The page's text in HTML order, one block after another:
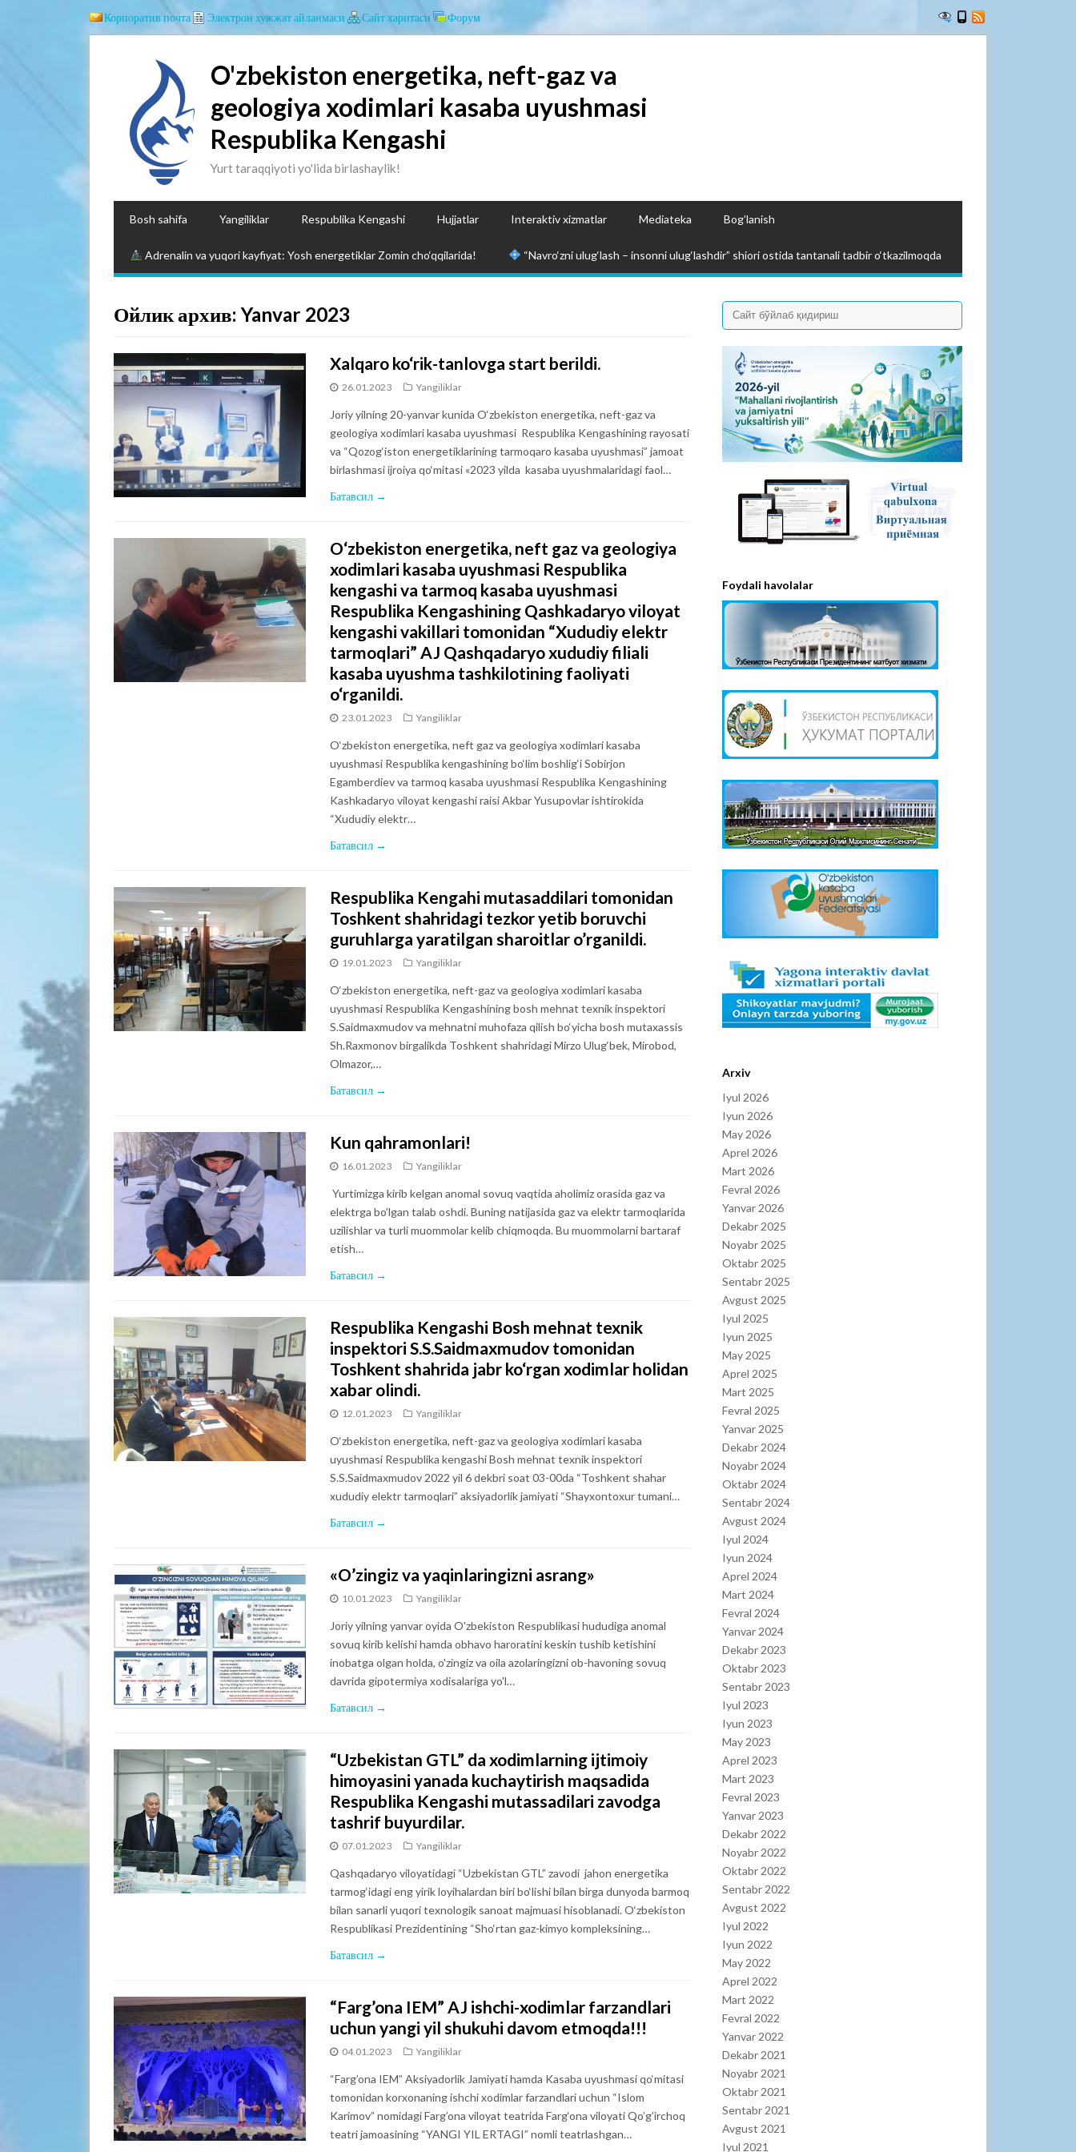
Корпоратив почта Электрон хужжат айланмаси Сайт харитаси Форум
O'zbekiston energetika, neft-gaz va
geologiya xodimlari kasaba uyushmasi
Respublika Kengashi
Yurt taraqqiyoti yo'lida birlashaylik!
Bosh sahifa Yangiliklar Respublika Kengashi Hujjatlar Interaktiv xizmatlar Mediateka Bog’lanish
Adrenalin va yuqori kayfiyat: Yosh energetiklar Zomin cho‘qqilarida! “Navro‘zni ulug‘lash – insonni ulug‘lashdir” shiori ostida tantanali tadbir o‘tkazilmoqda
Ойлик архив: Yanvar 2023
Xalqaro ko‘rik-tanlovga start berildi.
26.01.2023 Yangiliklar
Joriy yilning 20-yanvar kunida O‘zbekiston energetika, neft-gaz va
geologiya xodimlari kasaba uyushmasi Respublika Kengashining rayosati
va “Qozog‘iston energetiklarining tarmoqaro kasaba uyushmasi” jamoat
birlashmasi ijroiya qo‘mitasi «2023 yilda kasaba uyushmalaridagi faol…
Батавсил →
O‘zbekiston energetika, neft gaz va geologiya
xodimlari kasaba uyushmasi Respublika
kengashi va tarmoq kasaba uyushmasi
Respublika Kengashining Qashkadaryo viloyat
kengashi vakillari tomonidan “Xududiy elektr
tarmoqlari” AJ Qashqadaryo xududiy filiali
kasaba uyushma tashkilotining faoliyati
o‘rganildi.
23.01.2023 Yangiliklar
O‘zbekiston energetika, neft gaz va geologiya xodimlari kasaba
uyushmasi Respublika kengashining bo‘lim boshlig‘i Sobirjon
Egamberdiev va tarmoq kasaba uyushmasi Respublika Kengashining
Kashkadaryo viloyat kengashi raisi Akbar Yusupovlar ishtirokida
“Xududiy elektr…
Батавсил →
Respublika Kengahi mutasaddilari tomonidan
Toshkent shahridagi tezkor yetib boruvchi
guruhlarga yaratilgan sharoitlar o’rganildi.
19.01.2023 Yangiliklar
O‘zbekiston energetika, neft-gaz va geologiya xodimlari kasaba
uyushmasi Respublika Kengashining bosh mehnat texnik inspektori
S.Saidmaxmudov va mehnatni muhofaza qilish bo‘yicha bosh mutaxassis
Sh.Raxmonov birgalikda Toshkent shahridagi Mirzo Ulug‘bek, Mirobod,
Olmazor,…
Батавсил →
Kun qahramonlari!
16.01.2023 Yangiliklar
Yurtimizga kirib kelgan anomal sovuq vaqtida aholimiz orasida gaz va
elektrga bo’lgan talab oshdi. Buning natijasida gaz va elektr tarmoqlarida
uzilishlar va turli muommolar kelib chiqmoqda. Bu muommolarni bartaraf
etish…
Батавсил →
Respublika Kengashi Bosh mehnat texnik
inspektori S.S.Saidmaxmudov tomonidan
Toshkent shahrida jabr ko‘rgan xodimlar holidan
xabar olindi.
12.01.2023 Yangiliklar
O‘zbekiston energetika, neft-gaz va geologiya xodimlari kasaba
uyushmasi Respublika kengashi Bosh mehnat texnik inspektori
S.S.Saidmaxmudov 2022 yil 6 dekbri soat 03-00da “Toshkent shahar
xududiy elektr tarmoqlari” aksiyadorlik jamiyati “Shayxontoxur tumani…
Батавсил →
«O’zingiz va yaqinlaringizni asrang»
10.01.2023 Yangiliklar
Joriy yilning yanvar oyida O'zbekiston Respublikasi hududiga anomal
sovuq kirib kelishi hamda obhavo haroratini keskin tushib ketishini
inobatga olgan holda, o'zingiz va oila azolaringizni ob-havoning sovuq
davrida gipotermiya xodisalariga yo'l…
Батавсил →
“Uzbekistan GTL” da xodimlarning ijtimoiy
himoyasini yanada kuchaytirish maqsadida
Respublika Kengashi mutassadilari zavodga
tashrif buyurdilar.
07.01.2023 Yangiliklar
Qashqadaryo viloyatidagi “Uzbekistan GTL” zavodi jahon energetika
tarmog‘idagi eng yirik loyihalardan biri bo‘lishi bilan birga dunyoda barmoq
bilan sanarli yuqori texnologik sanoat majmuasi hisoblanadi. O‘zbekiston
Respublikasi Prezidentining “Sho‘rtan gaz-kimyo kompleksining…
Батавсил →
“Farg’ona IEM” AJ ishchi-xodimlar farzandlari
uchun yangi yil shukuhi davom etmoqda!!!
04.01.2023 Yangiliklar
“Farg’ona IEM” Aksiyadorlik Jamiyati hamda Kasaba uyushmasi qo‘mitasi
tomonidan korxonaning ishchi xodimlar farzandlari uchun “Islom
Karimov” nomidagi Farg’ona viloyat teatrida Farg‘ona viloyati Qo’g’irchoq
teatri jamoasining “YANGI YIL ERTAGI” nomli teatrlashgan…
Foydali havolalar
Arxiv
Iyul 2026
Iyun 2026
May 2026
Aprel 2026
Mart 2026
Fevral 2026
Yanvar 2026
Dekabr 2025
Noyabr 2025
Oktabr 2025
Sentabr 2025
Avgust 2025
Iyul 2025
Iyun 2025
May 2025
Aprel 2025
Mart 2025
Fevral 2025
Yanvar 2025
Dekabr 2024
Noyabr 2024
Oktabr 2024
Sentabr 2024
Avgust 2024
Iyul 2024
Iyun 2024
Aprel 2024
Mart 2024
Fevral 2024
Yanvar 2024
Dekabr 2023
Oktabr 2023
Sentabr 2023
Iyul 2023
Iyun 2023
May 2023
Aprel 2023
Mart 2023
Fevral 2023
Yanvar 2023
Dekabr 2022
Noyabr 2022
Oktabr 2022
Sentabr 2022
Avgust 2022
Iyul 2022
Iyun 2022
May 2022
Aprel 2022
Mart 2022
Fevral 2022
Yanvar 2022
Dekabr 2021
Noyabr 2021
Oktabr 2021
Sentabr 2021
Avgust 2021
Iyul 2021